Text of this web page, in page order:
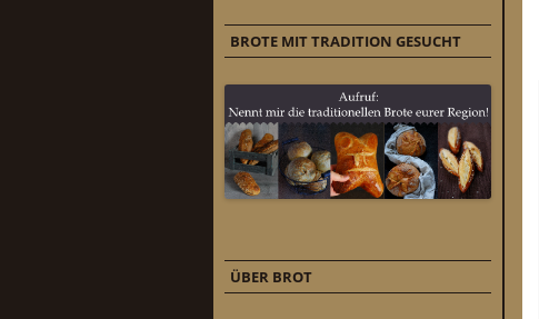
BROTE MIT TRADITION GESUCHT
ÜBER BROT